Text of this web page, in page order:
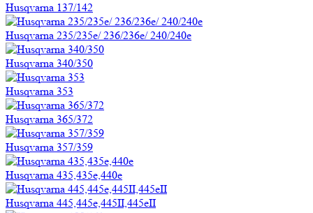
Husqvarna 137/142
Husqvarna 235/235e/ 236/236e/ 240/240e
Husqvarna 340/350
Husqvarna 353
Husqvarna 365/372
Husqvarna 357/359
Husqvarna 435,435e,440e
Husqvarna 445,445е,445II,445еII